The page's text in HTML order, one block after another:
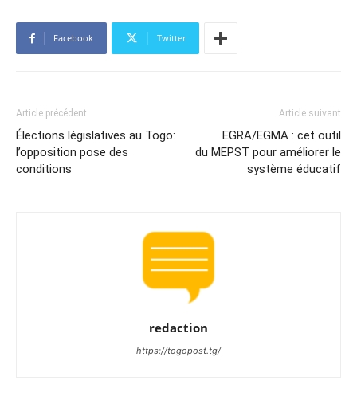
Facebook Twitter
Article précédent
Élections législatives au Togo:
l’opposition pose des
conditions
Article suivant
EGRA/EGMA : cet outil
du MEPST pour améliorer le
système éducatif
redaction
https://togopost.tg/